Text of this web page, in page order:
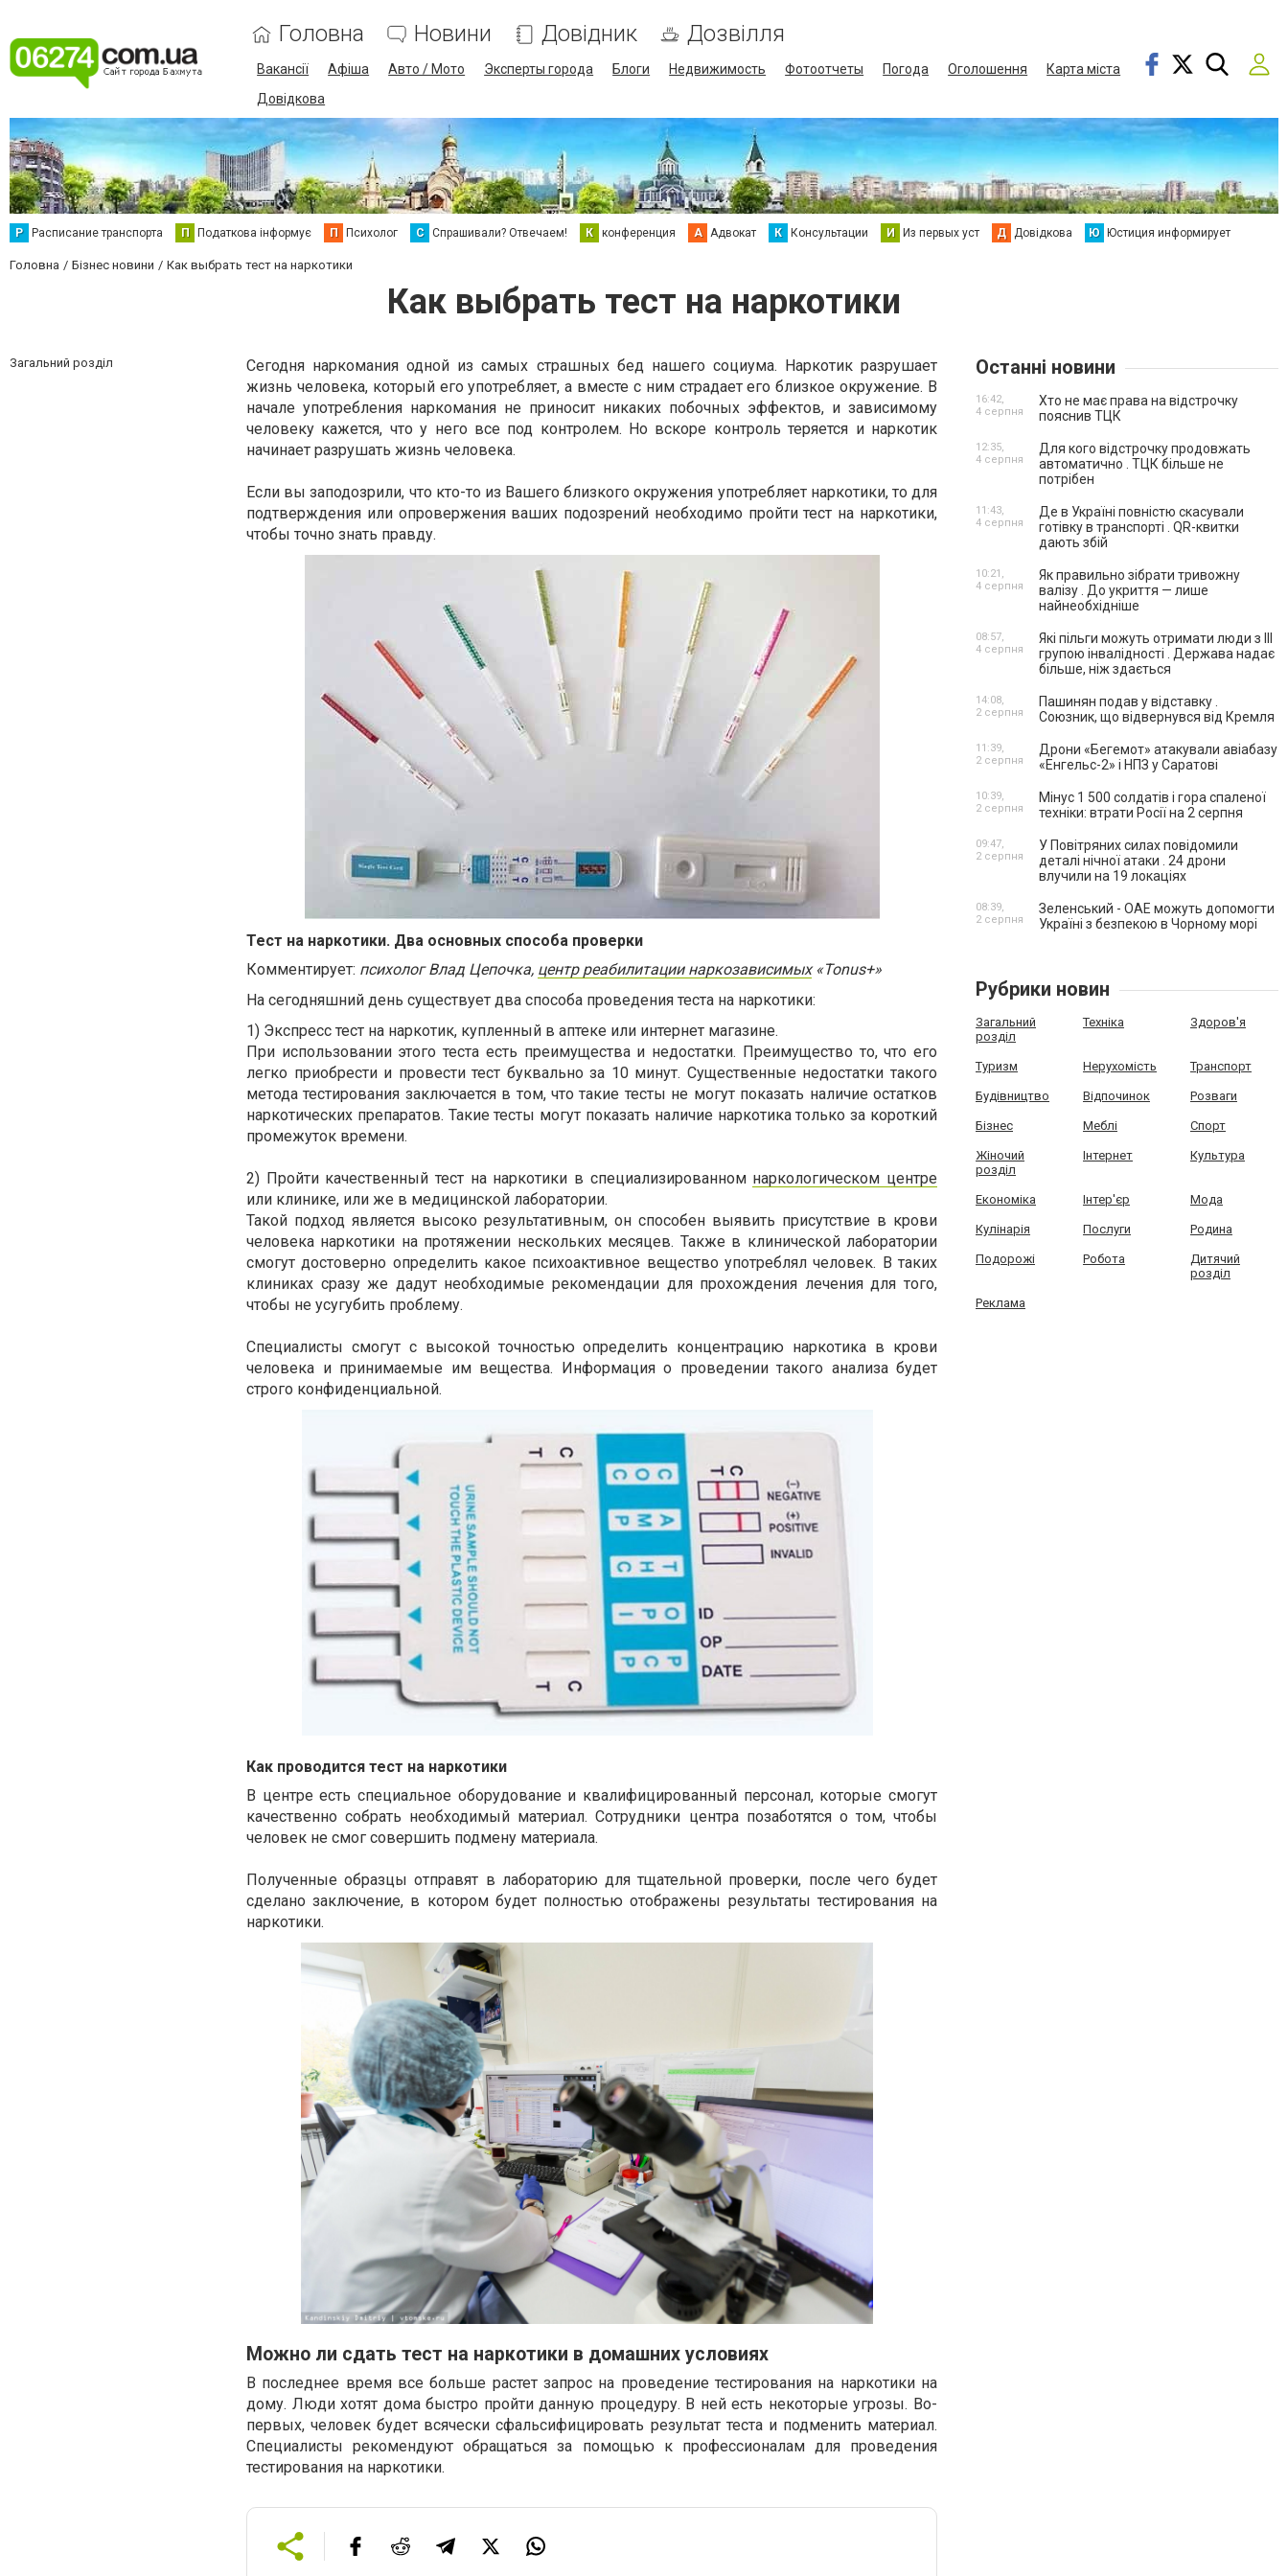
Головна Новини Довідник Дозвілля
Вакансії Афіша Авто / Мото Эксперты города Блоги Недвижимость Фотоотчеты Погода Оголошення
Карта міста
Довідкова
Р Расписание транспорта П Податкова інформує П Психолог С Спрашивали? Отвечаем! К конференция А Адвокат К Консультации И Из первых уст Д Довідкова Ю Юстиция информирует
Головна Бізнес новини Как выбрать тест на наркотики
Как выбрать тест на наркотики
Загальний розділ
Сегодня наркомания одной из самых страшных бед нашего социума. Наркотик разрушает
жизнь человека, который его употребляет, а вместе с ним страдает его близкое окружение. В
начале употребления наркомания не приносит никаких побочных эффектов, и зависимому
человеку кажется, что у него все под контролем. Но вскоре контроль теряется и наркотик
начинает разрушать жизнь человека.
Если вы заподозрили, что кто-то из Вашего близкого окружения употребляет наркотики, то для
подтверждения или опровержения ваших подозрений необходимо пройти тест на наркотики,
чтобы точно знать правду.
Тест на наркотики. Два основных способа проверки
Комментирует: психолог Влад Цепочка, центр реабилитации наркозависимых«Tonus+»
На сегодняшний день существует два способа проведения теста на наркотики:
1) Экспресс тест на наркотик, купленный в аптеке или интернет магазине.
При использовании этого теста есть преимущества и недостатки. Преимущество то, что его
легко приобрести и провести тест буквально за 10 минут. Существенные недостатки такого
метода тестирования заключается в том, что такие тесты не могут показать наличие остатков
наркотических препаратов. Такие тесты могут показать наличие наркотика только за короткий
промежуток времени.
2) Пройти качественный тест на наркотики в специализированном наркологическом центре
или клинике, или же в медицинской лаборатории.
Такой подход является высоко результативным, он способен выявить присутствие в крови
человека наркотики на протяжении нескольких месяцев. Также в клинической лаборатории
смогут достоверно определить какое психоактивное вещество употреблял человек. В таких
клиниках сразу же дадут необходимые рекомендации для прохождения лечения для того,
чтобы не усугубить проблему.
Специалисты смогут с высокой точностью определить концентрацию наркотика в крови
человека и принимаемые им вещества. Информация о проведении такого анализа будет
строго конфиденциальной.
Как проводится тест на наркотики
В центре есть специальное оборудование и квалифицированный персонал, которые смогут
качественно собрать необходимый материал. Сотрудники центра позаботятся о том, чтобы
человек не смог совершить подмену материала.
Полученные образцы отправят в лабораторию для тщательной проверки, после чего будет
сделано заключение, в котором будет полностью отображены результаты тестирования на
наркотики.
Можно ли сдать тест на наркотики в домашних условиях
В последнее время все больше растет запрос на проведение тестирования на наркотики на
дому. Люди хотят дома быстро пройти данную процедуру. В ней есть некоторые угрозы. Во-
первых, человек будет всячески сфальсифицировать результат теста и подменить материал.
Специалисты рекомендуют обращаться за помощью к профессионалам для проведения
тестирования на наркотики.
Останні новини
Хто не має права на відстрочку
пояснив ТЦК
16:42,
4 серпня
Для кого відстрочку продовжать
автоматично . ТЦК більше не
потрібен
12:35,
4 серпня
Де в Україні повністю скасували
готівку в транспорті . QR-квитки
дають збій
11:43,
4 серпня
Як правильно зібрати тривожну
валізу . До укриття — лише
найнеобхідніше
10:21,
4 серпня
Які пільги можуть отримати люди з III
групою інвалідності . Держава надає
більше, ніж здається
08:57,
4 серпня
Пашинян подав у відставку .
Союзник, що відвернувся від Кремля
14:08,
2 серпня
Дрони «Бегемот» атакували авіабазу
«Енгельс-2» і НПЗ у Саратові
11:39,
2 серпня
Мінус 1 500 солдатів і гора спаленої
техніки: втрати Росії на 2 серпня
10:39,
2 серпня
У Повітряних силах повідомили
деталі нічної атаки . 24 дрони
влучили на 19 локаціях
09:47,
2 серпня
Зеленський - ОАЕ можуть допомогти
Україні з безпекою в Чорному морі
08:39,
2 серпня
Рубрики новин
Загальний
розділ
Техніка Здоров'я
Туризм Нерухомість Транспорт
Будівництво Відпочинок Розваги
Бізнес Меблі Спорт
Жіночий
розділ
Інтернет Культура
Економіка Інтер'єр Мода
Кулінарія Послуги Родина
Подорожі Робота
Дитячий
розділ
Реклама